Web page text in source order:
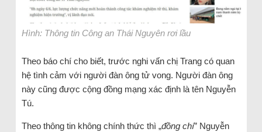
Hình: Thông tin Công an Thái Nguyên rơi lầu
Theo báo chí cho biết, trước nghi vấn chị Trang có quan
hệ tình cảm với người đàn ông tử vong. Người đàn ông
này cũng được cộng đồng mạng xác định là tên Nguyễn
Tú.
Theo thông tin không chính thức thì „đồng chí” Nguyễn